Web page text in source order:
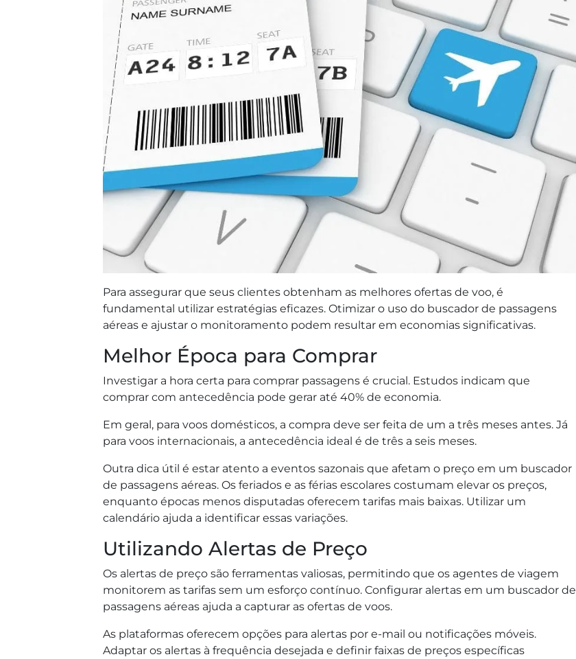
Para assegurar que seus clientes obtenham as melhores ofertas de voo, é
fundamental utilizar estratégias eficazes. Otimizar o uso do buscador de passagens
aéreas e ajustar o monitoramento podem resultar em economias significativas.
Melhor Época para Comprar
Investigar a hora certa para comprar passagens é crucial. Estudos indicam que
comprar com antecedência pode gerar até 40% de economia.
Em geral, para voos domésticos, a compra deve ser feita de um a três meses antes. Já
para voos internacionais, a antecedência ideal é de três a seis meses.
Outra dica útil é estar atento a eventos sazonais que afetam o preço em um buscador
de passagens aéreas. Os feriados e as férias escolares costumam elevar os preços,
enquanto épocas menos disputadas oferecem tarifas mais baixas. Utilizar um
calendário ajuda a identificar essas variações.
Utilizando Alertas de Preço
Os alertas de preço são ferramentas valiosas, permitindo que os agentes de viagem
monitorem as tarifas sem um esforço contínuo. Configurar alertas em um buscador de
passagens aéreas ajuda a capturar as ofertas de voos.
As plataformas oferecem opções para alertas por e-mail ou notificações móveis.
Adaptar os alertas à frequência desejada e definir faixas de preços específicas